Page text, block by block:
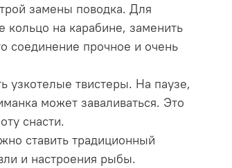
замены поводка. Для
кольцо на карабине, заменить
соединение прочное и очень
узкотелые твистеры. На паузе,
может заваливаться. Это
снасти.
ставить традиционный
и настроения рыбы.